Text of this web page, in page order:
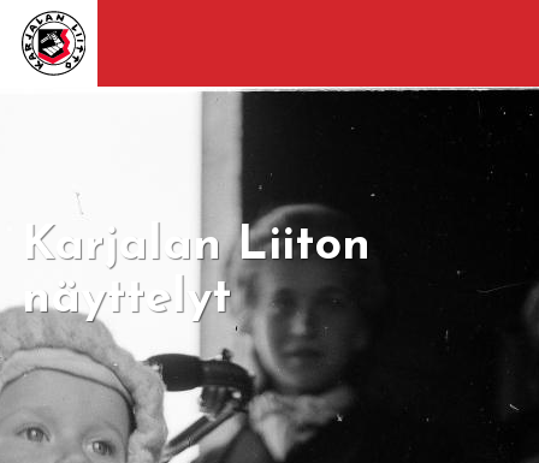
Karjalan Liiton
näyttelyt